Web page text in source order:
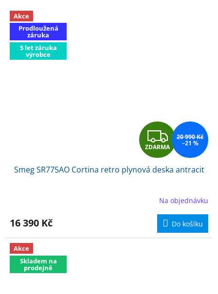
Akce
Prodloužená
záruka
5 let záruka
výrobce
Z
D
A
R
M
A
ZDARMA
20 990 Kč
–21 %
Smeg SR775AO Cortina retro plynová deska antracit
Na objednávku
16 390 Kč Do košíku
Akce
Skladem na
prodejně